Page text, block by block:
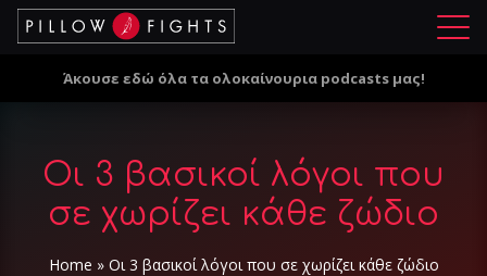
Μ
ο
Άκουσε εδώ όλα τα ολοκαίνουρια podcasts μας!
Οι 3 βασικοί λόγοι που
σε χωρίζει κάθε ζώδιο
Home » Οι 3 βασικοί λόγοι που σε χωρίζει κάθε ζώδιο